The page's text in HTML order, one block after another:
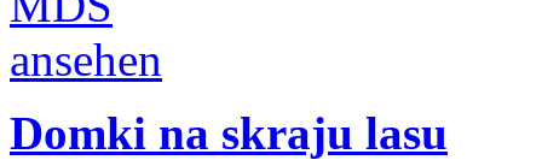
Domki na skraju lasu